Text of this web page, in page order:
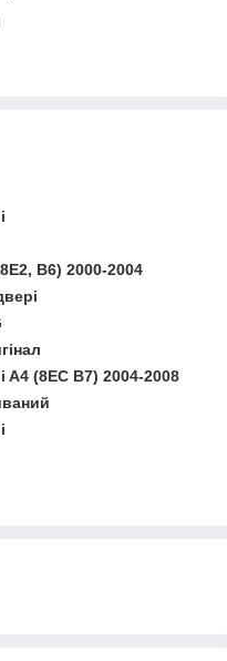
B6) 2000-2004
A4 (8EC B7) 2004-2008